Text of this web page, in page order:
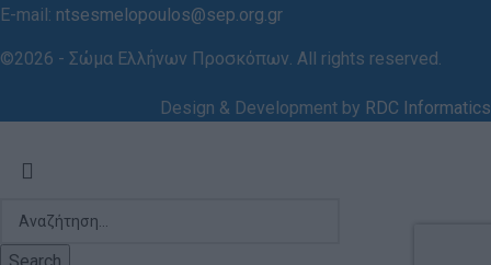
E-mail: ntsesmelopoulos@sep.org.gr
©2026 - Σώμα Ελλήνων Προσκόπων. All rights reserved.
Design & Development by RDC Informatics